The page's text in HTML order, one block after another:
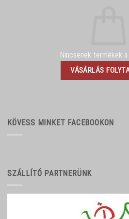
Nincsenek termékek a
VÁSÁRLÁS
KÖVESS MINKET FACEBOOKON
SZÁLLÍTÓ PARTNERÜNK